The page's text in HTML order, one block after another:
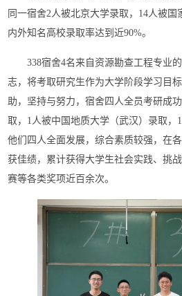
同一宿舍2人被北京大学录取，14人被国
内外知名高校录取率达到近90%。
338宿舍4名来自资源勘查工程专业
志，将考取研究生作为大学阶段学习目
助，坚持与努力，宿舍四人全员考研成
取，1人被中国地质大学（武汉）录取，
他们四人全面发展，综合素质较强，在
获佳绩，累计获得大学生社会实践、挑
赛等各类奖项近百余次。